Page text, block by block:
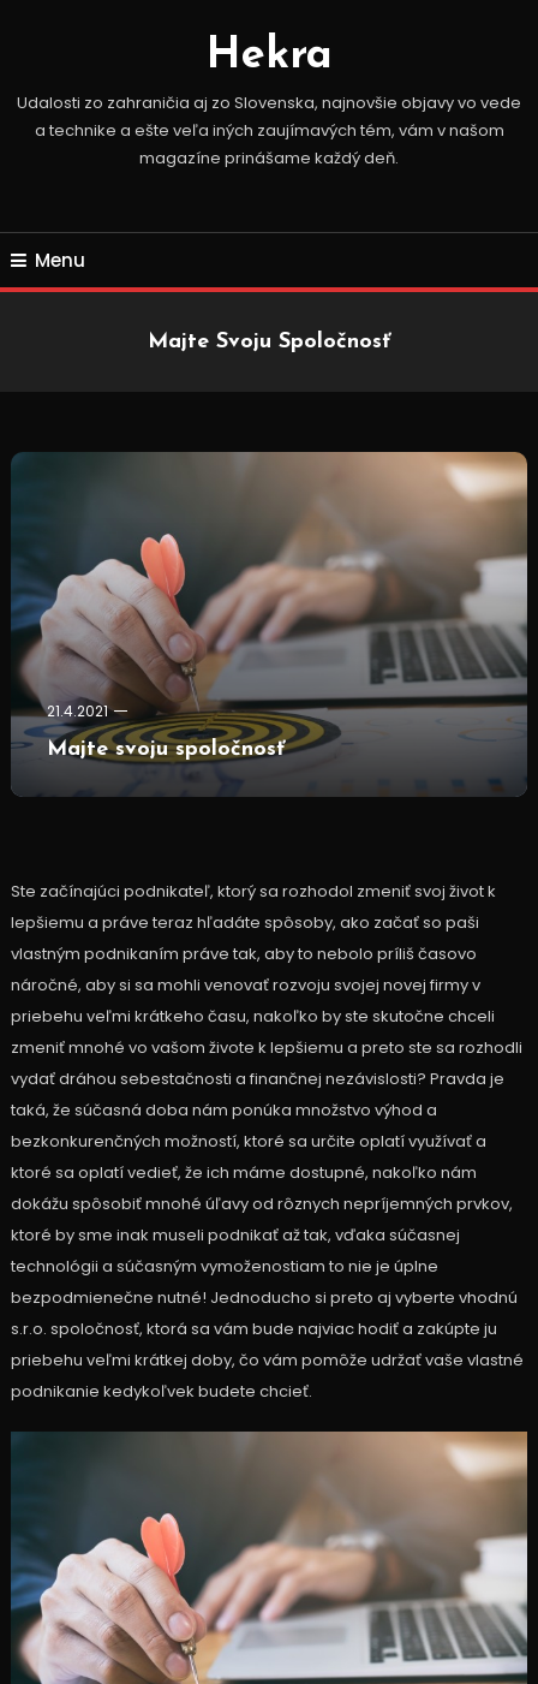
Hekra
Udalosti zo zahraničia aj zo Slovenska, najnovšie objavy vo vede
a technike a ešte veľa iných zaujímavých tém, vám v našom
magazíne prinášame každý deň.
Menu
Majte Svoju Spoločnosť
21.4.2021
Majte svoju spoločnosť
Ste začínajúci podnikateľ, ktorý sa rozhodol zmeniť svoj život k
lepšiemu a práve teraz hľadáte spôsoby, ako začať so paši
vlastným podnikaním práve tak, aby to nebolo príliš časovo
náročné, aby si sa mohli venovať rozvoju svojej novej firmy v
priebehu veľmi krátkeho času, nakoľko by ste skutočne chceli
zmeniť mnohé vo vašom živote k lepšiemu a preto ste sa rozhodli
vydať dráhou sebestačnosti a finančnej nezávislosti? Pravda je
taká, že súčasná doba nám ponúka množstvo výhod a
bezkonkurenčných možností, ktoré sa určite oplatí využívať a
ktoré sa oplatí vedieť, že ich máme dostupné, nakoľko nám
dokážu spôsobiť mnohé úľavy od rôznych nepríjemných prvkov,
ktoré by sme inak museli podnikať až tak, vďaka súčasnej
technológii a súčasným vymoženostiam to nie je úplne
bezpodmienečne nutné! Jednoducho si preto aj vyberte vhodnú
s.r.o. spoločnosť, ktorá sa vám bude najviac hodiť a zakúpte ju
priebehu veľmi krátkej doby, čo vám pomôže udržať vaše vlastné
podnikanie kedykoľvek budete chcieť.